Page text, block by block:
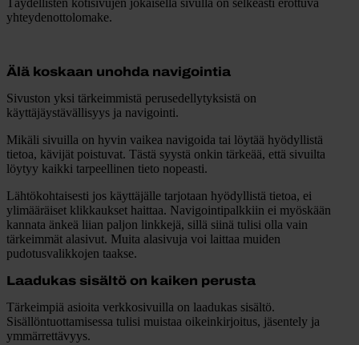
yhteydenottolomake.
Älä koskaan unohda navigointia
Sivuston yksi tärkeimmistä perusedellytyksistä on
käyttäjäystävällisyys ja navigointi.
Mikäli sivuilla on hyvin vaikea navigoida tai löytää hyödyllistä
tietoa, kävijät poistuvat. Tästä syystä onkin tärkeää, että sivuilta
löytyy kaikki tarpeellinen tieto nopeasti.
Lähtökohtaisesti jos käyttäjälle tarjotaan hyödyllistä tietoa, ei
ylimääräiset klikkaukset haittaa. Navigointipalkkiin ei myöskään
kannata änkeä liian paljon linkkejä, sillä siinä tulisi olla vain
tärkeimmät alasivut. Muita alasivuja voi laittaa muiden
pudotusvalikkojen taakse.
Laadukas sisältö on kaiken perusta
Tärkeimpiä asioita verkkosivuilla on laadukas sisältö.
Sisällöntuottamisessa tulisi muistaa oikeinkirjoitus, jäsentely ja
ymmärrettävyys.